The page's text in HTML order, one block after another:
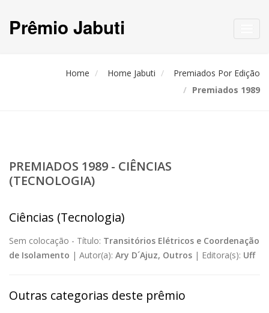
Prêmio Jabuti
Home Home Jabuti
Premiados Por Edição
Premiados 1989
PREMIADOS 1989 - CIÊNCIAS
(TECNOLOGIA)
Ciências (Tecnologia)
Sem colocação - Título: Transitórios Elétricos e Coordenação
de Isolamento | Autor(a): Ary D´Ajuz, Outros | Editora(s): Uff
Outras categorias deste prêmio